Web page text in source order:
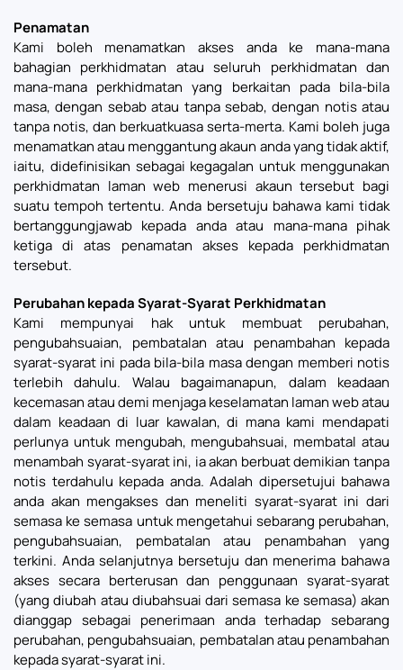
Penamatan
Kami boleh menamatkan akses anda ke mana-mana
bahagian perkhidmatan atau seluruh perkhidmatan dan
mana-mana perkhidmatan yang berkaitan pada bila-bila
masa, dengan sebab atau tanpa sebab, dengan notis atau
tanpa notis, dan berkuatkuasa serta-merta. Kami boleh juga
menamatkan atau menggantung akaun anda yang tidak aktif,
iaitu, didefinisikan sebagai kegagalan untuk menggunakan
perkhidmatan laman web menerusi akaun tersebut bagi
suatu tempoh tertentu. Anda bersetuju bahawa kami tidak
bertanggungjawab kepada anda atau mana-mana pihak
ketiga di atas penamatan akses kepada perkhidmatan
tersebut.
Perubahan kepada Syarat-Syarat Perkhidmatan
Kami mempunyai hak untuk membuat perubahan,
pengubahsuaian, pembatalan atau penambahan kepada
syarat-syarat ini pada bila-bila masa dengan memberi notis
terlebih dahulu. Walau bagaimanapun, dalam keadaan
kecemasan atau demi menjaga keselamatan laman web atau
dalam keadaan di luar kawalan, di mana kami mendapati
perlunya untuk mengubah, mengubahsuai, membatal atau
menambah syarat-syarat ini, ia akan berbuat demikian tanpa
notis terdahulu kepada anda. Adalah dipersetujui bahawa
anda akan mengakses dan meneliti syarat-syarat ini dari
semasa ke semasa untuk mengetahui sebarang perubahan,
pengubahsuaian, pembatalan atau penambahan yang
terkini. Anda selanjutnya bersetuju dan menerima bahawa
akses secara berterusan dan penggunaan syarat-syarat
(yang diubah atau diubahsuai dari semasa ke semasa) akan
dianggap sebagai penerimaan anda terhadap sebarang
perubahan, pengubahsuaian, pembatalan atau penambahan
kepada syarat-syarat ini.